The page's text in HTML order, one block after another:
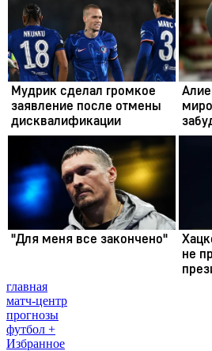
главная
матч-центр
прогнозы
футбол +
Избранное